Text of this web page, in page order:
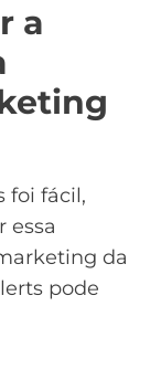
a
foi fácil,
essa
da
pode